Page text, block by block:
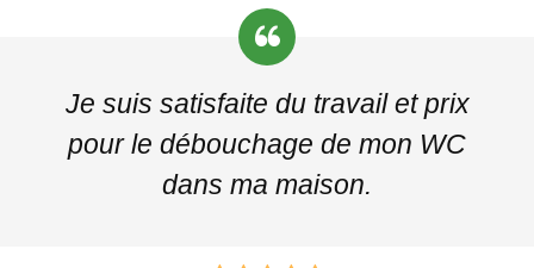
Je suis satisfaite du travail et prix
pour le débouchage de mon WC
dans ma maison.